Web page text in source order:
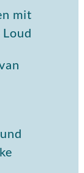
mit